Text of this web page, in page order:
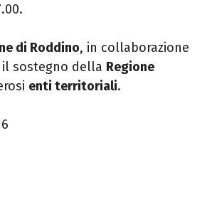
di Roddino, in collaborazione
il sostegno della Regione
enti territoriali.